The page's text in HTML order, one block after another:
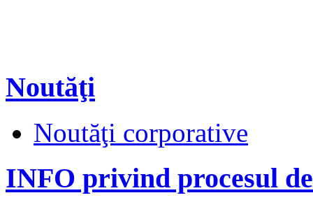
Noutăţi
Noutăţi corporative
INFO privind procesul